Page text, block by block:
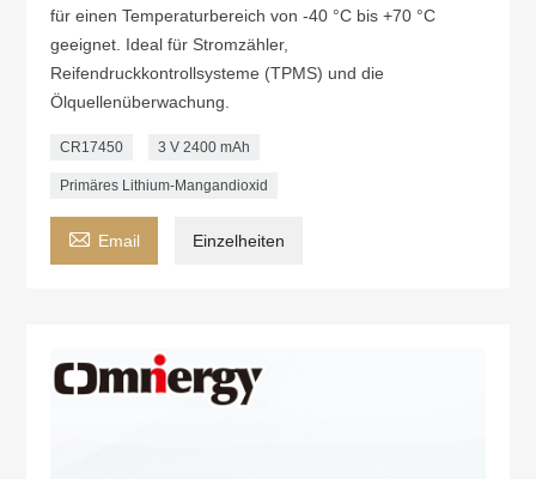
für einen Temperaturbereich von -40 °C bis +70 °C
geeignet. Ideal für Stromzähler,
Reifendruckkontrollsysteme (TPMS) und die
Ölquellenüberwachung.
CR17450 3 V 2400 mAh
Primäres Lithium-Mangandioxid
 Email Einzelheiten